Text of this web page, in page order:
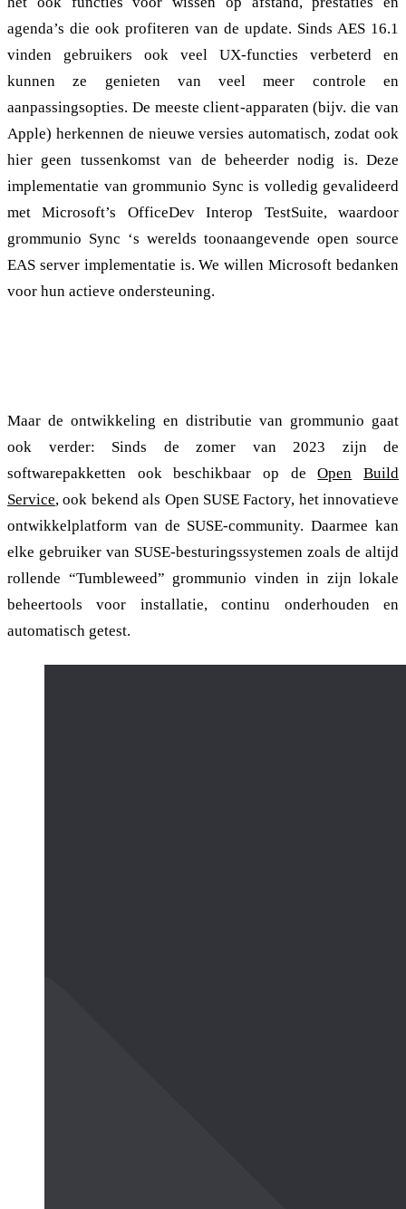
agenda’s die ook profiteren van de update. Sinds AES 16.1
vinden gebruikers ook veel UX-functies verbeterd en
kunnen ze genieten van veel meer controle en
aanpassingsopties. De meeste client-apparaten (bijv. die van
Apple) herkennen de nieuwe versies automatisch, zodat ook
hier geen tussenkomst van de beheerder nodig is. Deze
implementatie van grommunio Sync is volledig gevalideerd
met Microsoft’s OfficeDev Interop TestSuite, waardoor
grommunio Sync ‘s werelds toonaangevende open source
EAS server implementatie is. We willen Microsoft bedanken
voor hun actieve ondersteuning.
Maar de ontwikkeling en distributie van grommunio gaat
ook verder: Sinds de zomer van 2023 zijn de
softwarepakketten ook beschikbaar op deOpen
Build
Service, ook bekend als Open SUSE Factory, het innovatieve
ontwikkelplatform van de SUSE-community. Daarmee kan
elke gebruiker van SUSE-besturingssystemen zoals de altijd
rollende “Tumbleweed” grommunio vinden in zijn lokale
beheertools voor installatie, continu onderhouden en
automatisch getest.